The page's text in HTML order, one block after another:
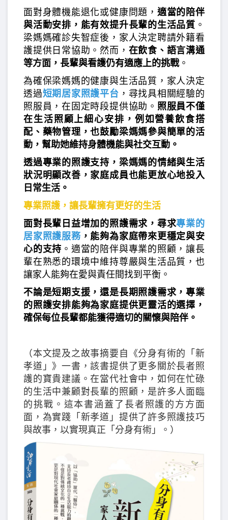
面對身體機能退化或健康問題， 適當的陪伴
與活動安排，能有效提升長輩的生活品質 。
梁媽媽確診失智症後，家人決定聘請外籍看
護提供日常協助。然而， 在飲食、語言溝通
等方面，長輩與看護仍有適應上的挑戰。
為確保梁媽媽的健康與生活品質，家人決定
透過短期居家照護平台 ，尋找具相關經驗的
照服員，在固定時段提供協助。 照服員不僅
在生活照顧上細心安排，例如營養飲食搭
配、藥物管理，也鼓勵梁媽媽參與簡單的活
動，幫助她維持身體機能與社交互動。
透過專業的照護支持，梁媽媽的情緒與生活
狀況明顯改善，家庭成員也能更放心地投入
日常生活。
專業照護，讓長輩擁有更好的生活
面對長輩日益增加的照護需求，尋求專業的
居家照護服務，能夠為家庭帶來更穩定與安
心的支持 。適當的陪伴與專業的照顧，讓長
輩在熟悉的環境中維持尊嚴與生活品質，也
讓家人能夠在愛與責任間找到平衡。
不論是短期支援，還是長期照護需求，專業
的照護安排能夠為家庭提供更靈活的選擇，
確保每位長輩都能獲得適切的關懷與陪伴。
（本文提及之故事摘要自《分身有術的「新
孝道」》一書，該書提供了更多關於長者照
護的寶貴建議。在當代社會中，如何在忙碌
的生活中兼顧對長輩的照顧，是許多人面臨
的挑戰。這本書涵蓋了長者照護的方方面
面，為實踐「新孝道」提供了許多照護技巧
與故事，以實現真正「分身有術」。）